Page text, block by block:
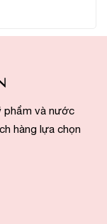
phẩm và nước
hàng lựa chọn